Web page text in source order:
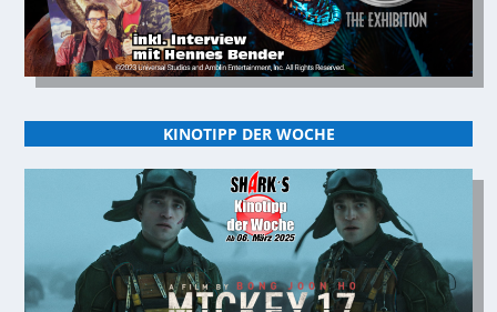
KINOTIPP DER WOCHE